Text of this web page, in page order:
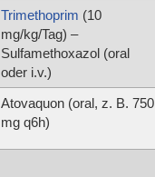
Trimethoprim (10
mg/kg/Tag) –
Sulfamethoxazol (oral
oder i.v.)
Atovaquon (oral, z. B. 750
mg q6h)